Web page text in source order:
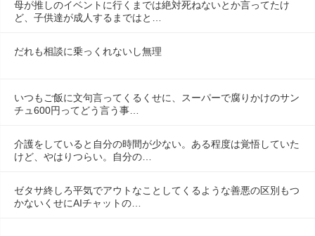
母が推しのイベントに行くまでは絶対死ねないとか言ってたけ
ど、子供達が成人するまではと…
だれも相談に乗っくれないし無理
いつもご飯に文句言ってくるくせに、スーパーで腐りかけのサン
チュ600円ってどう言う事…
介護をしていると自分の時間が少ない。ある程度は覚悟していた
けど、やはりつらい。自分の…
ゼタサ終しろ平気でアウトなことしてくるような善悪の区別もつ
かないくせにAIチャットの…